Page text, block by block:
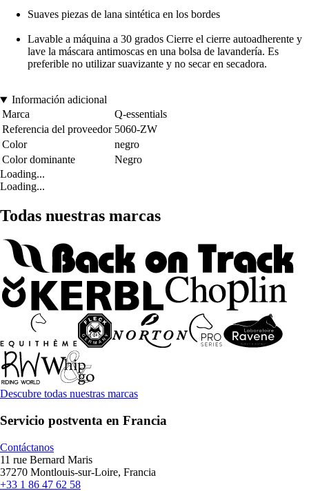
Suaves piezas de lana sintética en los bordes
Lavable a máquina a 30 grados Cierre el cierre autoadherente y
lave la máscara antimoscas en una bolsa de lavandería. Es
preferible no utilizar suavizante y no secar en secadora.
Información adicional
Marca
Q-essentials
Referencia del proveedor 5060-ZW
Color
negro
Color dominante
Negro
Loading...
Loading...
Todas nuestras marcas
Descubre todas nuestras marcas
Servicio postventa en Francia
Contáctanos
11 rue Bernard Maris
37270 Montlouis-sur-Loire, Francia
+33 1 86 47 62 58